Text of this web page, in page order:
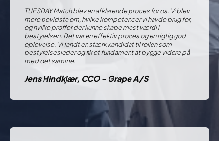
TUESDAY Match blev en afklarende proces for os. Vi blev
mere bevidste om, hvilke kompetencer vi havde brug for,
og hvilke profiler der kunne skabe mest værdi i
bestyrelsen. Det var en effektiv proces og en rigtig god
oplevelse. Vi fandt en stærk kandidat til rollen som
bestyrelsesleder og fik et fundament at bygge videre på
med det samme.
Jens Hindkjær, CCO - Grape A/S